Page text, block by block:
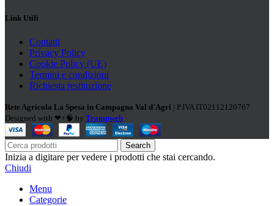
Link Utili
Contatti
Privacy Policy
Cookie Policy (UE)
Termini e condizioni
Richiesta restituzione
Rete Agricola La Spesa in Campagna Val d'Agri | P.IVA IT02112120767
Designed with ❤+🧠 by Trampweb
Search
Inizia a digitare per vedere i prodotti che stai cercando.
Chiudi
Menu
Categorie